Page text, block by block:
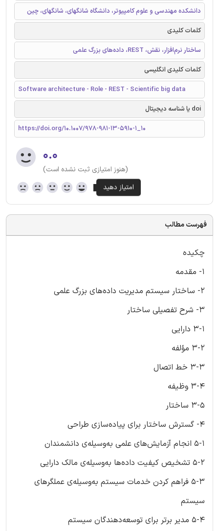
دانشکده مهندسی و علوم کامپیوتر، دانشگاه شانگهای، شانگهای، چین
کلمات کلیدی
ساختار نرم‌افزار، نقش، REST، داده‌های بزرگ علمی
کلمات کلیدی انگلیسی
Software architecture - Role - REST - Scientific big data
doi یا شناسه دیجیتال
https://doi.org/10.1007/978-981-13-5910-1_10
۰.۰
(هنوز امتیازی ثبت نشده است)
فهرست مطالب
چکیده
1- مقدمه
2- ساختار سیستم مدیریت داده‌های بزرگ علمی
3- شرح تفصیلی ساختار
3-1 دارایی
3-2 مؤلفه
3-3 خط اتصال
3-4 وظیفه
3-5 ساختار
4- گسترش ساختار برای پیاده‌سازی طراحی
5-1 انجام آزمایش‌های علمی به‌وسیله‌ی دانشمندان
5-2 تشخیص کیفیت داده‌ها به‌وسیله‌ی مالک دارایی
5-3 فراهم کردن خدمات سیستم به‌وسیله‌ی عملگرهای
سیستم
5-4 مدیر برتر برای توسعه‌دهندگان سیستم